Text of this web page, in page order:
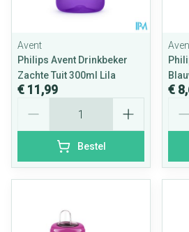
Avent
Philips Avent Drinkbeker
Zachte Tuit 300ml Lila
€ 11,99
Bestel
€